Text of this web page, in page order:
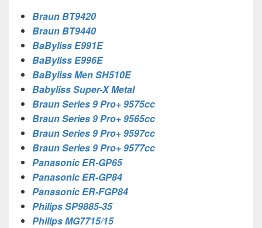
Braun BT9420
Braun BT9440
BaByliss E991E
BaByliss E996E
BaByliss Men SH510E
Babyliss Super-X Metal
Braun Series 9 Pro+ 9575cc
Braun Series 9 Pro+ 9565cc
Braun Series 9 Pro+ 9597cc
Braun Series 9 Pro+ 9577cc
Panasonic ER-GP65
Panasonic ER-GP84
Panasonic ER-FGP84
Philips SP9885-35
Philips MG7715/15